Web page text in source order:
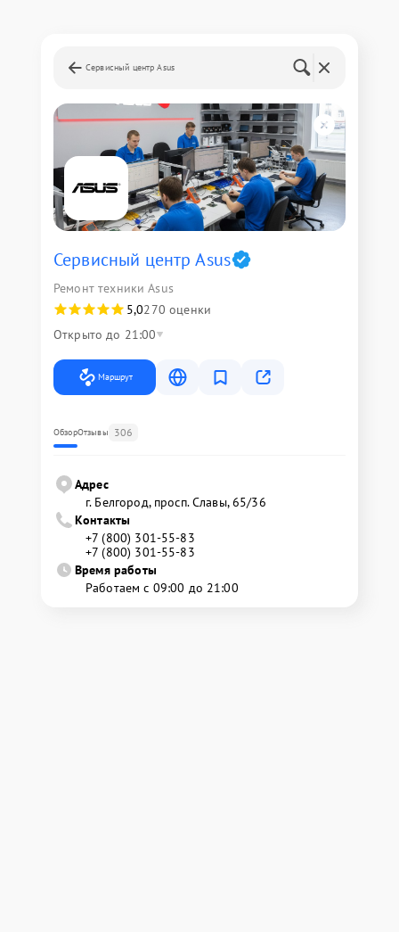
Сервисный центр Asus
Сервисный центр Asus
Ремонт техники Asus
5,0270 оценки
Открыто до 21:00
Маршрут
ОбзорОтзывы 306
Адрес
г. Белгород, просп. Славы, 65/36
Контакты
+7 (800) 301-55-83
+7 (800) 301-55-83
Время работы
Работаем с 09:00 до 21:00